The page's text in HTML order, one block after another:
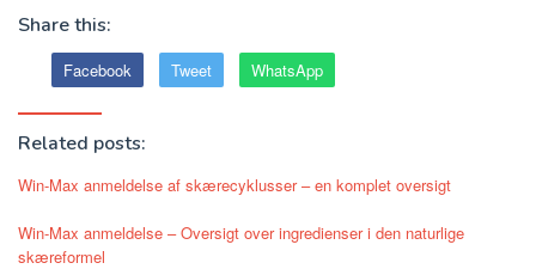
Share this:
Facebook Tweet WhatsApp
Related posts:
Win-Max anmeldelse af skærecyklusser – en komplet oversigt
Win-Max anmeldelse – Oversigt over ingredienser i den naturlige
skæreformel